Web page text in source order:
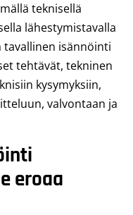
teknisellä
lähestymistavalla
isännöinti
tehtävät, tekninen
kysymyksiin,
valvontaan ja
eroaa